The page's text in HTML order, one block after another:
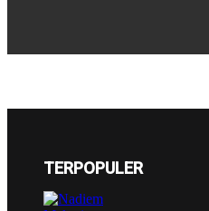
TERPOPULER